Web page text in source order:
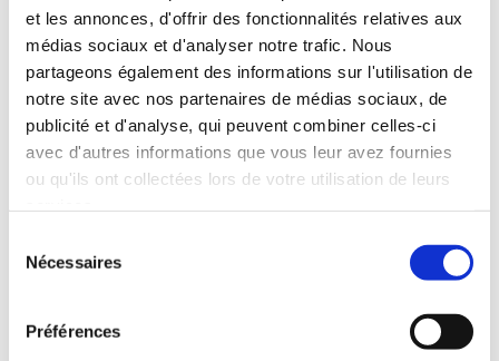
et les annonces, d'offrir des fonctionnalités relatives aux
médias sociaux et d'analyser notre trafic. Nous
partageons également des informations sur l'utilisation de
notre site avec nos partenaires de médias sociaux, de
publicité et d'analyse, qui peuvent combiner celles-ci
avec d'autres informations que vous leur avez fournies
ou qu'ils ont collectées lors de votre utilisation de leurs
Nécessaires
Préférences
Lire la suite